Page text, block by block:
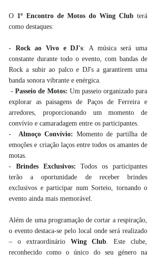
O 1º Encontro de Motos do Wing Club terá
como destaques:
- Rock ao Vivo e DJ's: A música será uma
constante durante todo o evento, com bandas de
Rock a subir ao palco e DJ's a garantirem uma
banda sonora vibrante e enérgica.
- Passeio de Motos: Um passeio organizado para
explorar as paisagens de Paços de Ferreira e
arredores, proporcionando um momento de
convívio e camaradagem entre os participantes.
- Almoço Convívio: Momento de partilha de
emoções e criação laços entre todos os amantes de
motas.
- Brindes Exclusivos: Todos os participantes
terão a oportunidade de receber brindes
exclusivos e participar num Sorteio, tornando o
evento ainda mais memorável.
Além de uma programação de cortar a respiração,
o evento destaca-se pelo local onde será realizado
– o extraordinário Wing Club. Este clube,
reconhecido como o único do seu género na